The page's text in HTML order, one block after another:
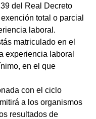
del Real Decreto
total o parcial
laboral.
matriculado en el
experiencia laboral
en el que
con el ciclo
a los organismos
resultados de